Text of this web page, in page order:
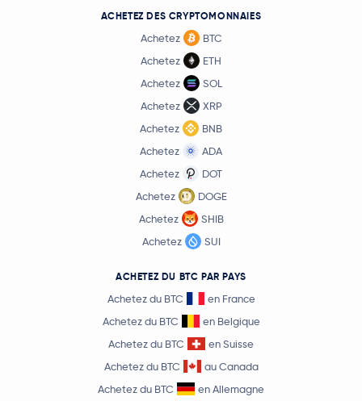
Stable STABLE
ATOM
TrueUSD TUSD
ACHETEZ DES CRYPTOMONNAIES
Achetez
BTC
Achetez
ETH
Achetez
SOL
Achetez
XRP
Achetez
BNB
Achetez
ADA
Achetez
DOT
Achetez
DOGE
Achetez
SHIB
Achetez
SUI
ACHETEZ DU BTC PAR PAYS
Achetez du BTC
en France
Achetez du BTC
en Belgique
Achetez du BTC
en Suisse
Achetez du BTC
au Canada
Achetez du BTC
en Allemagne